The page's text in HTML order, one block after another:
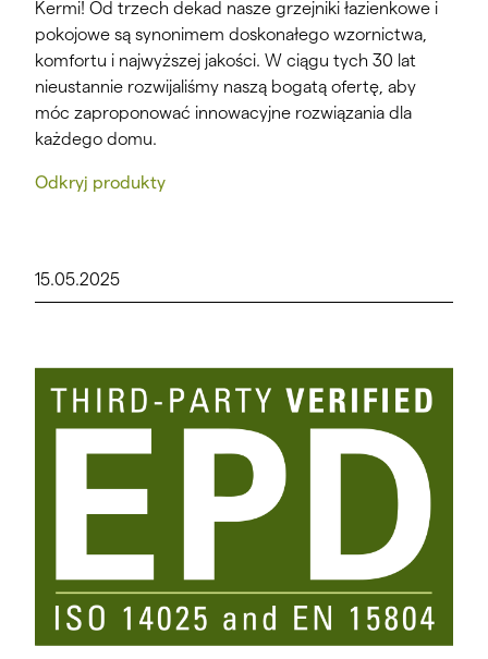
Kermi! Od trzech dekad nasze grzejniki łazienkowe i
pokojowe są synonimem doskonałego wzornictwa,
komfortu i najwyższej jakości. W ciągu tych 30 lat
nieustannie rozwijaliśmy naszą bogatą ofertę, aby
móc zaproponować innowacyjne rozwiązania dla
każdego domu.
Odkryj produkty
15.05.2025